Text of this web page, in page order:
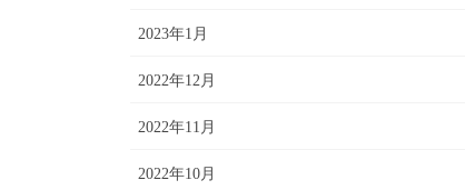
2023年1月
2022年12月
2022年11月
2022年10月